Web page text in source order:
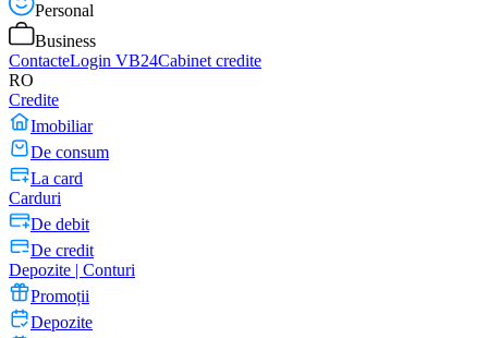
Personal
Business
ContacteLogin VB24Cabinet credite
RO
Credite
Imobiliar
De consum
La card
Carduri
De debit
De credit
Depozite | Conturi
Promoții
Depozite